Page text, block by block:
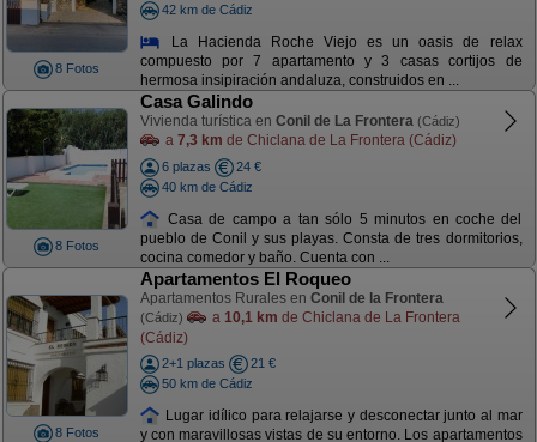
8 Fotos
42 km de Cádiz
La Hacienda Roche Viejo es un oasis de relax
compuesto por 7 apartamento y 3 casas cortijos de
hermosa insipiración andaluza, construidos en ...
8 Fotos
Casa Galindo
Vivienda turística en Conil de La Frontera (Cádiz)
a 7,3 km de Chiclana de La Frontera (Cádiz)
6 plazas
24 €
40 km de Cádiz
Casa de campo a tan sólo 5 minutos en coche del
pueblo de Conil y sus playas. Consta de tres dormitorios,
cocina comedor y baño. Cuenta con ...
8 Fotos
Apartamentos El Roqueo
Apartamentos Rurales en Conil de la Frontera
(Cádiz) a 10,1 km de Chiclana de La Frontera
(Cádiz)
2+1 plazas
21 €
50 km de Cádiz
Lugar idílico para relajarse y desconectar junto al mar
y con maravillosas vistas de su entorno. Los apartamentos